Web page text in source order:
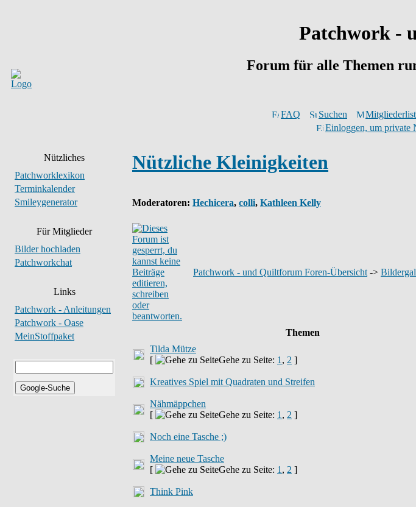
Patchwork -
Forum für alle Themen
FAQ Suchen
Einloggen, um private
Nützliches
Patchworklexikon
Terminkalender
Smileygenerator
Für Mitglieder
Bilder hochladen
Patchworkchat
Links
Patchwork - Anleitungen
Patchwork - Oase
MeinStoffpaket
Nützliche Kleinigkeiten
Moderatoren: Hechicera, colli, Kathleen Kelly
Patchwork - und Quiltforum Foren-Übersicht ->
Themen
Tilda Mütze
[
Gehe zu Seite: 1 , 2 ]
Kreatives Spiel mit Quadraten und Streifen
Nähmäppchen
[
Gehe zu Seite: 1 , 2 ]
Noch eine Tasche ;)
Meine neue Tasche
[
Gehe zu Seite: 1 , 2 ]
Think Pink